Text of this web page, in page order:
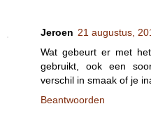
Jeroen 21 augustus,
Wat gebeurt er met
gebruikt, ook een
verschil in smaak of je
Beantwoorden